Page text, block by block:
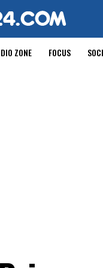
ZONE FOCUS